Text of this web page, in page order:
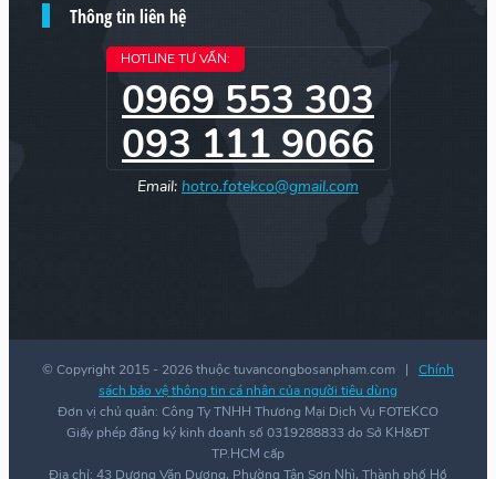
Thông tin liên hệ
HOTLINE TƯ VẤN:
0969 553 303
093 111 9066
Email: hotro.fotekco@gmail.com
© Copyright 2015 - 2026 thuộc tuvancongbosanpham.com | Chính
sách bảo vệ thông tin cá nhân của người tiêu dùng
Đơn vị chủ quản: Công Ty TNHH Thương Mại Dịch Vụ FOTEKCO
Giấy phép đăng ký kinh doanh số 0319288833 do Sở KH&ĐT
TP.HCM cấp
Địa chỉ: 43 Dương Văn Dương, Phường Tân Sơn Nhì, Thành phố Hồ